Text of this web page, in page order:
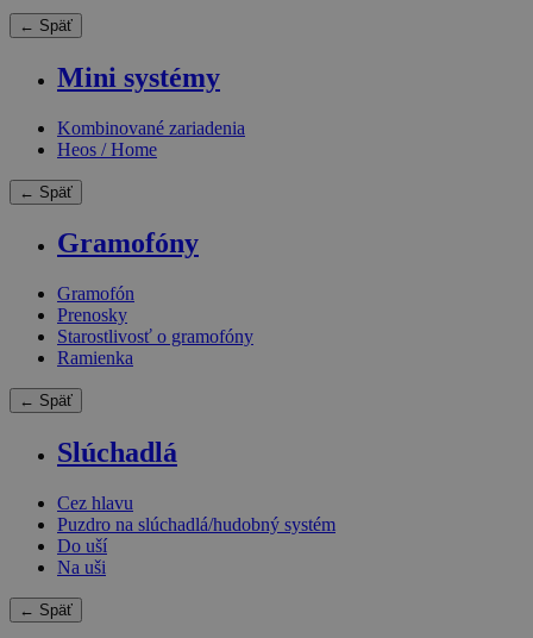
← Späť
Mini systémy
Kombinované zariadenia
Heos / Home
← Späť
Gramofóny
Gramofón
Prenosky
Starostlivosť o gramofóny
Ramienka
← Späť
Slúchadlá
Cez hlavu
Puzdro na slúchadlá/hudobný systém
Do uší
Na uši
← Späť